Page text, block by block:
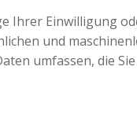
Ihrer Einwilligung
und
umfassen, die